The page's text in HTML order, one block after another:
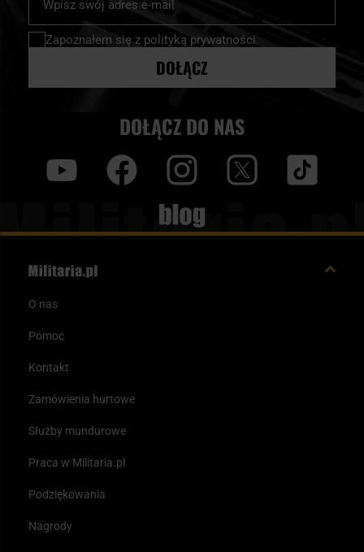
nasz
newsletter:
Zapoznałem się z polityką prywatności
DOŁĄCZ
DOŁĄCZ DO NAS
Blog
O nas
Pomoc
Kontakt
Zamówienia hurtowe
Służby mundurowe
Praca w Militaria.pl
Podziękowania
Nagrody